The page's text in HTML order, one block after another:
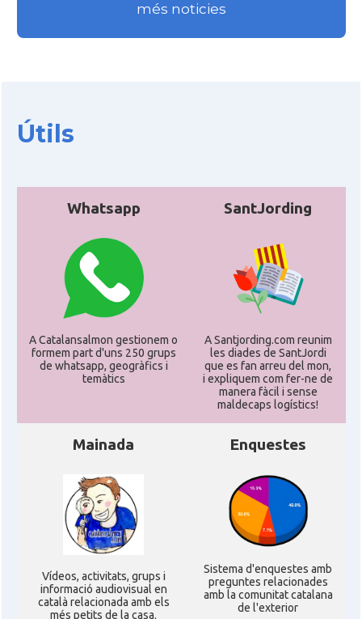
més noticies
Útils
Whatsapp
A Catalansalmon gestionem o
formem part d'uns 250 grups
de whatsapp, geogràfics i
temàtics
SantJording
A Santjording.com reunim
les diades de SantJordi
que es fan arreu del mon,
i expliquem com fer-ne de
manera fàcil i sense
maldecaps logí­stics!
Mainada
Ví­deos, activitats, grups i
informació audiovisual en
català relacionada amb els
més petits de la casa.
Enquestes
Sistema d'enquestes amb
preguntes relacionades
amb la comunitat catalana
de l'exterior